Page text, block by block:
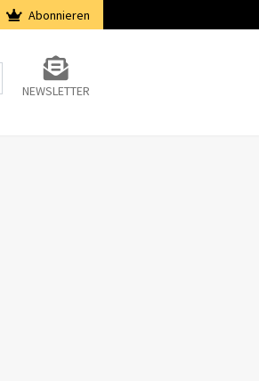
Abonnieren
NEWSLETTER